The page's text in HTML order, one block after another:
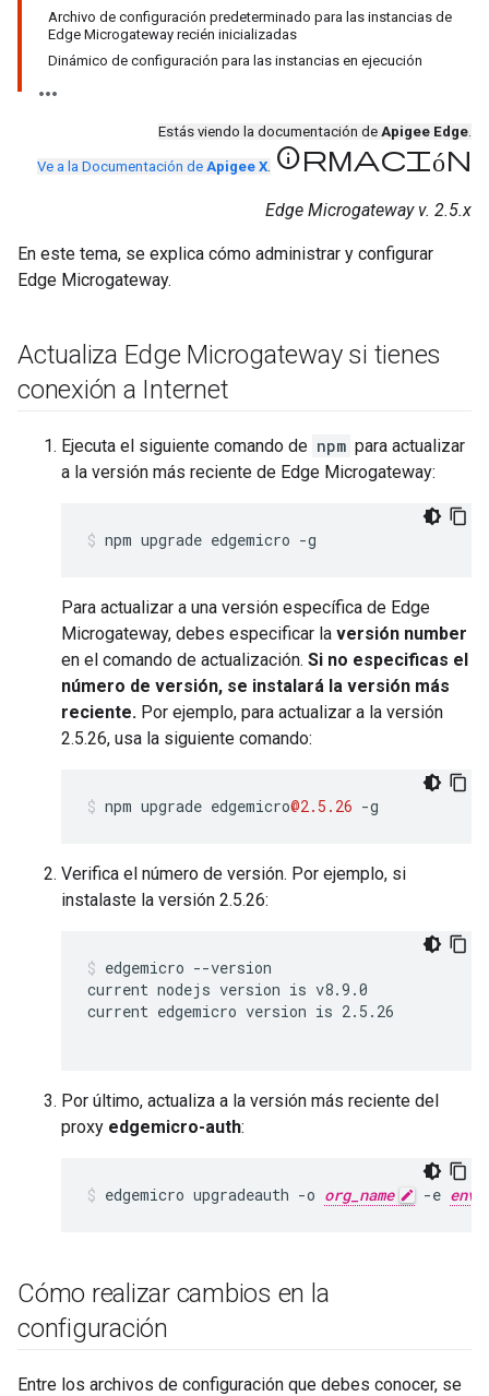
Archivo de configuración predeterminado para las instancias de
Edge Microgateway recién inicializadas
Dinámico de configuración para las instancias en ejecución
Estás viendo la documentación de Apigee Edge.
Ve a la Documentación de Apigee X. información
Edge Microgateway v. 2.5.x
En este tema, se explica cómo administrar y configurar
Edge Microgateway.
Actualiza Edge Microgateway si tienes
conexión a Internet
Ejecuta el siguiente comando de npm para actualizar
a la versión más reciente de Edge Microgateway:
npm upgrade edgemicro -g
Para actualizar a una versión específica de Edge
Microgateway, debes especificar la versión number
en el comando de actualización. Si no especificas el
número de versión, se instalará la versión más
reciente. Por ejemplo, para actualizar a la versión
2.5.26, usa la siguiente comando:
npm upgrade edgemicro@2.5.26 -g
Verifica el número de versión. Por ejemplo, si
instalaste la versión 2.5.26:
edgemicro --version
current nodejs version is v8.9.0
current edgemicro version is 2.5.26
Por último, actualiza a la versión más reciente del
proxy edgemicro-auth:
edgemicro upgradeauth -o org_name -e
Cómo realizar cambios en la
configuración
Entre los archivos de configuración que debes conocer, se